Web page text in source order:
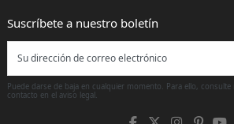
Puede darse de baja en cualquier momento. Para ello,
contacto en el aviso legal.